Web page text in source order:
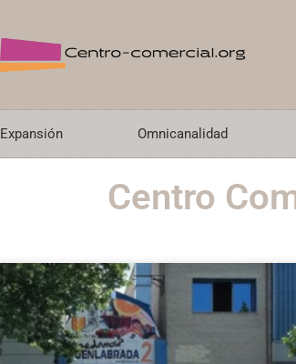
Expansión Omnicanalidad
Centro